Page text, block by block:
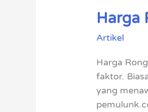
Harga
Artikel
Harga
faktor.
yang
Harga
Rongsokan
Kardus
per
Kilo